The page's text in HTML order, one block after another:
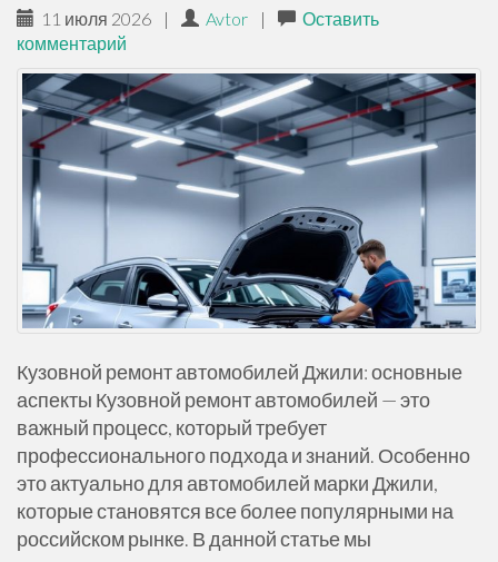
11 июля 2026 | Avtor |
Оставить
комментарий
Кузовной ремонт автомобилей Джили: основные
аспекты Кузовной ремонт автомобилей — это
важный процесс, который требует
профессионального подхода и знаний. Особенно
это актуально для автомобилей марки Джили,
которые становятся все более популярными на
российском рынке. В данной статье мы